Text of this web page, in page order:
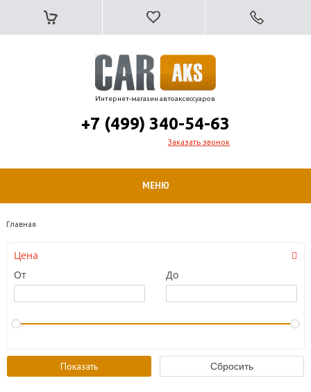
Интернет-магазин автоаксессуаров
+7 (499) 340-54-63
Заказать звонок
МЕНЮ
Главная
Цена
От
До